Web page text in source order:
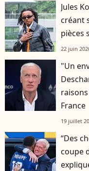
Jules
créant
pièces
22 juin
"Un
France
19 juillet
“Des
coupe